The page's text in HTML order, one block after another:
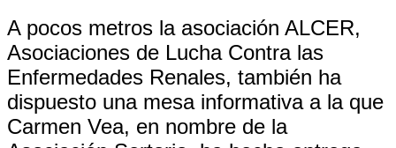
A pocos metros la asociación ALCER,
Asociaciones de Lucha Contra las
Enfermedades Renales, también ha
dispuesto una mesa informativa a la que
Carmen Vea, en nombre de la